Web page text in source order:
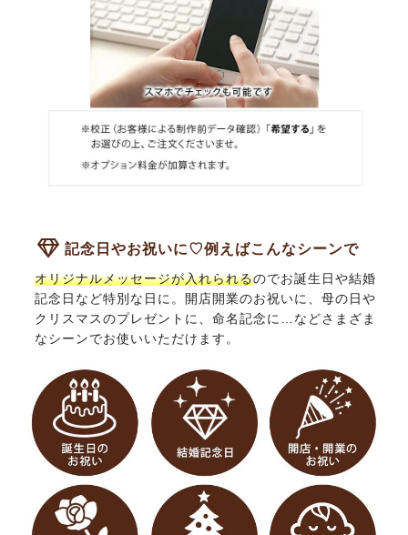
記念日やお祝いに♡例えばこんなシーンで
オリジナルメッセージが入れられるのでお誕生日や結婚
記念日など特別な日に。開店開業のお祝いに、母の日や
クリスマスのプレゼントに、命名記念に…などさまざま
なシーンでお使いいただけます。